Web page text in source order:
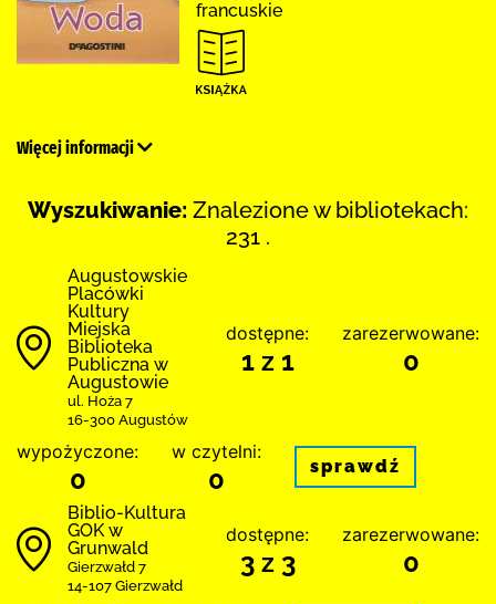
francuskie
Więcej informacji
Wyszukiwanie: Znalezione w bibliotekach:
231 .
Augustowskie
Placówki
Kultury
Miejska
Biblioteka
Publiczna w
Augustowie
ul. Hoża 7
16-300 Augustów
dostępne:
1 z 1
zarezerwowane:
0
wypożyczone:
0
w czytelni:
0 sprawdź
Biblio-Kultura
GOK w
Grunwald
Gierzwałd 7
14-107 Gierzwałd
dostępne:
3 z 3
zarezerwowane:
0